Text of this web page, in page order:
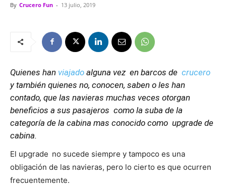
By Crucero Fun - 13 julio, 2019
Quienes han viajado alguna vez en barcos de crucero
y también quienes no, conocen, saben o les han
contado, que las navieras muchas veces otorgan
beneficios a sus pasajeros como la suba de la
categoría de la cabina mas conocido como upgrade de
cabina.
El upgrade no sucede siempre y tampoco es una
obligación de las navieras, pero lo cierto es que ocurren
frecuentemente.